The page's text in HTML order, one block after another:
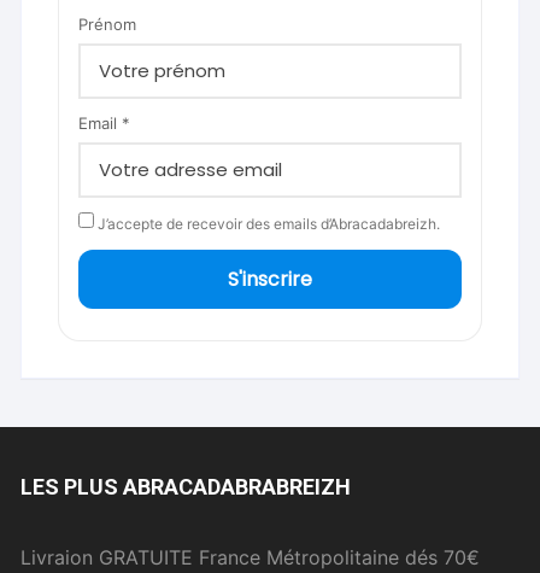
Prénom
Email *
J’accepte de recevoir des emails d’Abracadabreizh.
S'inscrire
LES PLUS ABRACADABRABREIZH
Livraion GRATUITE France Métropolitaine dés 70€